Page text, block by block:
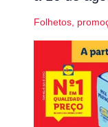
Folhetos,